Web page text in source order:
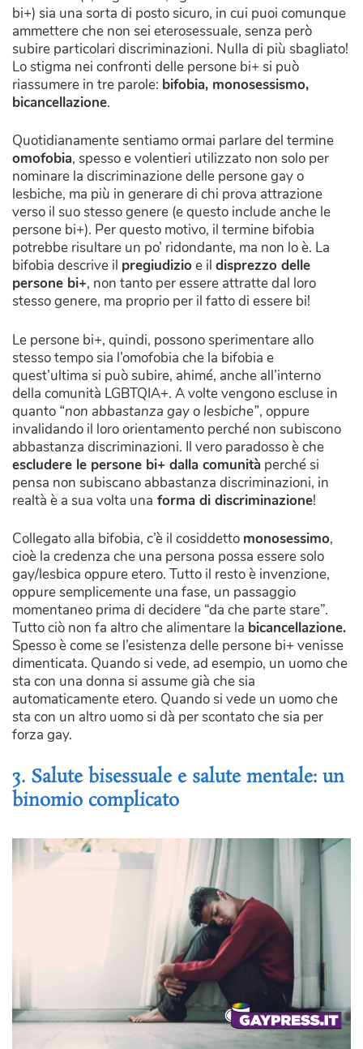
bi+) sia una sorta di posto sicuro, in cui puoi comunque
ammettere che non sei eterosessuale, senza però
subire particolari discriminazioni. Nulla di più sbagliato!
Lo stigma nei confronti delle persone bi+ si può
riassumere in tre parole: bifobia, monosessismo,
bicancellazione.
Quotidianamente sentiamo ormai parlare del termine
omofobia, spesso e volentieri utilizzato non solo per
nominare la discriminazione delle persone gay o
lesbiche, ma più in generare di chi prova attrazione
verso il suo stesso genere (e questo include anche le
persone bi+). Per questo motivo, il termine bifobia
potrebbe risultare un po’ ridondante, ma non lo è. La
bifobia descrive il pregiudizio e il disprezzo delle
persone bi+, non tanto per essere attratte dal loro
stesso genere, ma proprio per il fatto di essere bi!
Le persone bi+, quindi, possono sperimentare allo
stesso tempo sia l’omofobia che la bifobia e
quest’ultima si può subire, ahimé, anche all’interno
della comunità LGBTQIA+. A volte vengono escluse in
quanto “non abbastanza gay o lesbiche”, oppure
invalidando il loro orientamento perché non subiscono
abbastanza discriminazioni. Il vero paradosso è che
escludere le persone bi+ dalla comunità perché si
pensa non subiscano abbastanza discriminazioni, in
realtà è a sua volta una forma di discriminazione!
Collegato alla bifobia, c’è il cosiddetto monosessimo,
cioè la credenza che una persona possa essere solo
gay/lesbica oppure etero. Tutto il resto è invenzione,
oppure semplicemente una fase, un passaggio
momentaneo prima di decidere “da che parte stare”.
Tutto ciò non fa altro che alimentare la bicancellazione.
Spesso è come se l’esistenza delle persone bi+ venisse
dimenticata. Quando si vede, ad esempio, un uomo che
sta con una donna si assume già che sia
automaticamente etero. Quando si vede un uomo che
sta con un altro uomo si dà per scontato che sia per
forza gay.
3. Salute bisessuale e salute mentale: un
binomio complicato